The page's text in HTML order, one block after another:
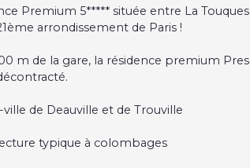
Premium 5***** située entre La
arrondissement de Paris !
m de la gare, la résidence premium
de Deauville et de Trouville
typique à colombages